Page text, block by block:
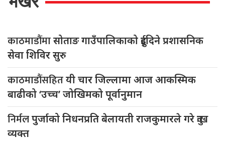
काठमाडौंमासोताङ गाउँपालिकाको दुईदिने प्रशासनिक
सेवा शिविर सुरु
काठमाडौंसहितयी चार जिल्लामा आज आकस्मिक
बाढीको ‘उच्च’ जोखिमको पूर्वानुमान
निर्मलपुर्जाको निधनप्रति बेलायती राजकुमारले गरे दुःख
व्यक्त